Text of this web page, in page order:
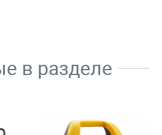
в разделе